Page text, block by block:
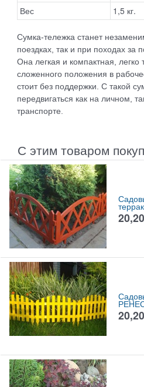
Вес 1,5 кг.
Сумка-тележка станет
поездках, так и при походах за
Она легкая и компактная,
сложенного положения в
стоит без поддержки. С такой
передвигаться как на личном,
транспорте.
С этим товаром
20,20
20,20